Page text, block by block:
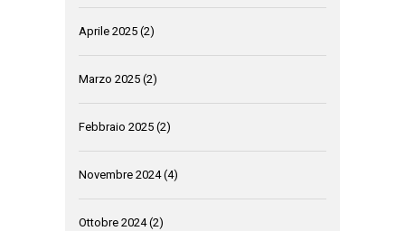
Aprile 2025 (2)
Marzo 2025 (2)
Febbraio 2025 (2)
Novembre 2024(4)
Ottobre 2024(2)